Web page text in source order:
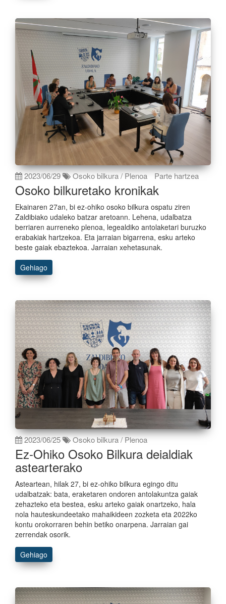
2023/06/29 Osoko bilkura / Plenoa Parte hartzea
Osoko bilkuretako kronikak
Ekainaren 27an, bi ez-ohiko osoko bilkura ospatu ziren
Zaldibiako udaleko batzar aretoann. Lehena, udalbatza
berriaren aurreneko plenoa, legealdiko antolaketari buruzko
erabakiak hartzekoa. Eta jarraian bigarrena, esku arteko
beste gaiak ebaztekoa. Jarraian xehetasunak.
Gehiago
2023/06/25 Osoko bilkura / Plenoa
Ez-Ohiko Osoko Bilkura deialdiak
astearterako
Asteartean, hilak 27, bi ez-ohiko bilkura egingo ditu
udalbatzak: bata, eraketaren ondoren antolakuntza gaiak
zehazteko eta bestea, esku arteko gaiak onartzeko, hala
nola hauteskundeetako mahaikideen zozketa eta 2022ko
kontu orokorraren behin betiko onarpena. Jarraian gai
zerrendak osorik.
Gehiago